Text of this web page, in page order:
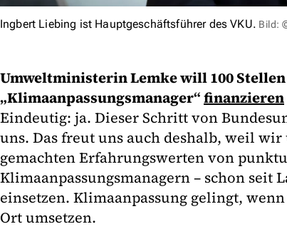
Ingbert Liebing ist Hauptgeschäftsführer des VKU. Bild:
Umweltministerin Lemke will 100
„Klimaanpassungsmanager“finanzieren
Eindeutig: ja. Dieser Schritt von
uns. Das freut uns auch deshalb, weil wir
gemachten Erfahrungswerten von
Klimaanpassungsmanagern – schon seit
einsetzen. Klimaanpassung gelingt,
Ort umsetzen.